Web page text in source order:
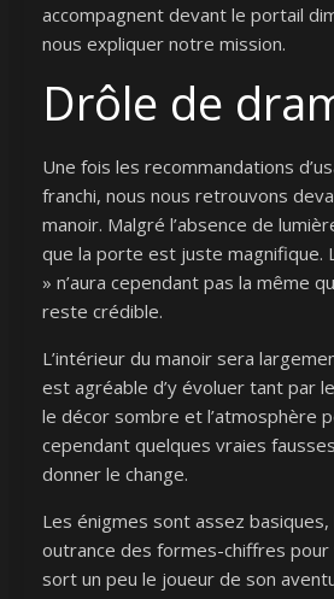
accompagnent devant le portail
nous expliquer notre mission.
Drôle de
Une fois les recommandations
franchi, nous nous retrouvons
manoir. Malgré l’absence de
que la porte est juste magnifique.
» n’aura cependant pas la même
reste crédible.
L’intérieur du manoir sera
est agréable d’y évoluer tant par
le décor sombre et l’atmosphère
cependant quelques vraies
donner le change.
Les énigmes sont assez basiques,
outrance des formes-chiffres
sort un peu le joueur de son